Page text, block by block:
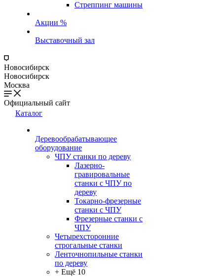
Стреппинг машины
Акции %
Выставочный зал
Новосибирск
Новосибирск
Москва
Официальный сайт
Каталог
Деревообрабатывающее
оборудование
ЧПУ станки по дереву
Лазерно-
гравировальные
станки с ЧПУ по
дереву
Токарно-фрезерные
станки с ЧПУ
Фрезерные станки с
ЧПУ
Четырехсторонние
строгальные станки
Ленточнопильные станки
по дереву
+ Ещё 10